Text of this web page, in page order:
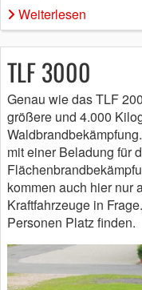
Weiterlesen
TLF 3000
Genau wie das TLF
größere und 4.000
mit einer Beladung für
kommen auch hier nur
Kraftfahrzeuge in
Personen Platz finden.